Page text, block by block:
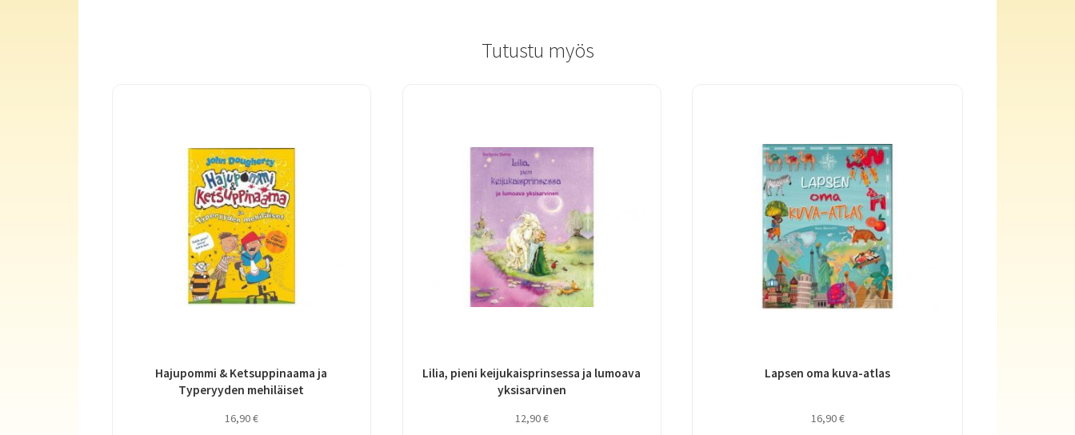
Tutustu myös
Hajupommi & Ketsuppinaama ja
Typeryyden mehiläiset
16,90€
Lilia, pieni keijukaisprinsessa ja lumoava
yksisarvinen
12,90€
Lapsen oma kuva-atlas
16,90€